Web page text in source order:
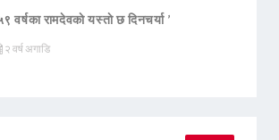
वर्षका रामदेवकाे यस्ताे छ दिनचर्या ’
२ वर्ष अगाडि